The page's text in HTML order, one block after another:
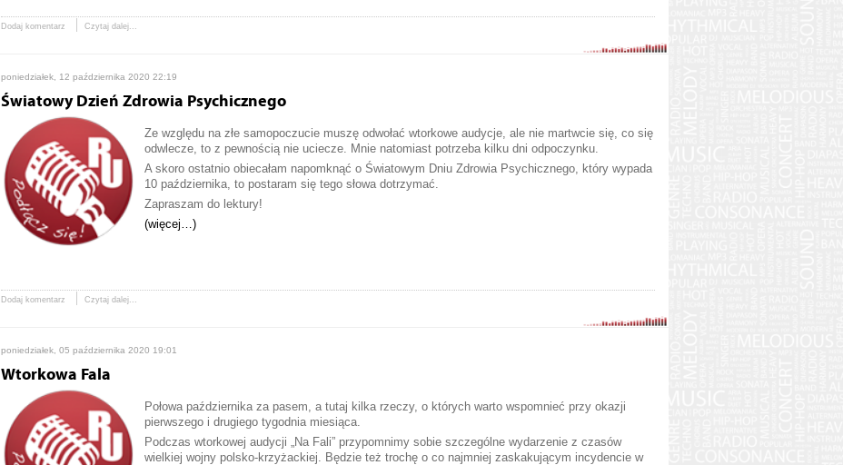
Dodaj komentarz Czytaj dalej...
poniedziałek, 12 października 2020 22:19
Światowy Dzień Zdrowia Psychicznego
Ze względu na złe samopoczucie muszę odwołać wtorkowe audycje, ale nie martwcie się, co się
odwlecze, to z pewnością nie uciecze. Mnie natomiast potrzeba kilku dni odpoczynku.
A skoro ostatnio obiecałam napomknąć o Światowym Dniu Zdrowia Psychicznego, który wypada
10 października, to postaram się tego słowa dotrzymać.
Zapraszam do lektury!
(więcej…)
Dodaj komentarz Czytaj dalej...
poniedziałek, 05 października 2020 19:01
Wtorkowa Fala
Połowa października za pasem, a tutaj kilka rzeczy, o których warto wspomnieć przy okazji
pierwszego i drugiego tygodnia miesiąca.
Podczas wtorkowej audycji „Na Fali” przypomnimy sobie szczególne wydarzenie z czasów
wielkiej wojny polsko-krzyżackiej. Będzie też trochę o co najmniej zaskakującym incydencie w